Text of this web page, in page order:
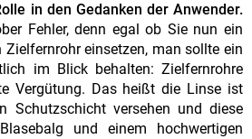
in den Gedanken der Anwender.
Fehler, denn egal ob Sie nun ein
Zielfernrohr einsetzen, man sollte ein
im Blick behalten: Zielfernrohre
Vergütung. Das heißt die Linse ist
Schutzschicht versehen und diese
und einem hochwertigen